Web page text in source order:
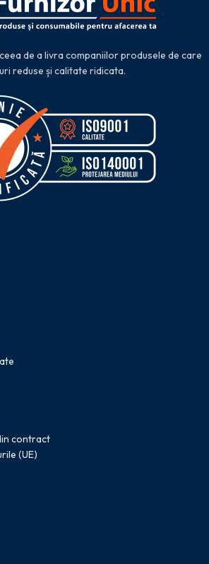
de a livra companiilor produsele de care
reduse și calitate ridicata.
contract
(UE)